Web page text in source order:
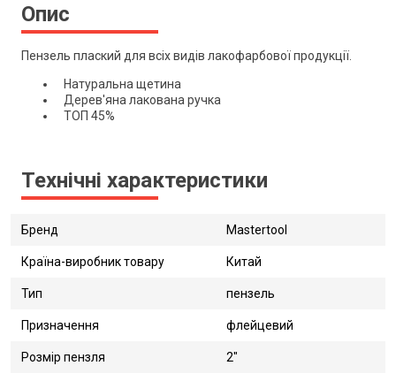
Опис
Пензель плаский для всіх видів лакофарбової продукції.
Натуральна щетина
Дерев'яна лакована ручка
ТОП 45%
Технічні характеристики
Бренд Mastertool
Країна-виробник товару Китай
Тип пензель
Призначення флейцевий
Розмір пензля 2"